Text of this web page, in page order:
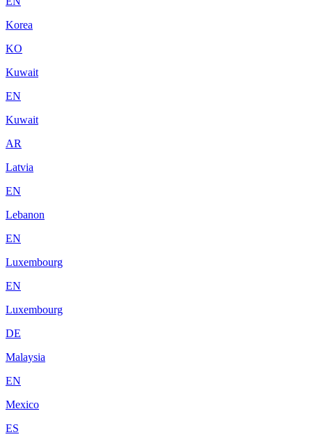
Korea
KO
Kuwait
EN
Kuwait
AR
Latvia
EN
Lebanon
EN
Luxembourg
EN
Luxembourg
DE
Malaysia
EN
Mexico
ES